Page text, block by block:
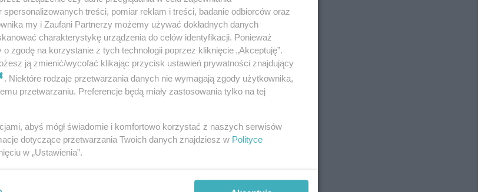
treści, pomiar reklam i treści, badanie odbiorców oraz
my i Zaufani Partnerzy możemy używać dokładnych danych
charakterystykę urządzenia do celów identyfikacji. Ponieważ
zgodę na korzystanie z tych technologii poprzez kliknięcie „Akceptuję”.
ją zmienić/wycofać klikając przycisk ustawień prywatności znajdujący
. Niektóre rodzaje przetwarzania danych nie wymagają zgody użytkownika,
przetwarzaniu. Preferencje będą miały zastosowania tylko na tej
abyś mógł świadomie i komfortowo korzystać z naszych serwisów
dotyczące przetwarzania Twoich danych znajdziesz w Polityce
w „Ustawienia”.